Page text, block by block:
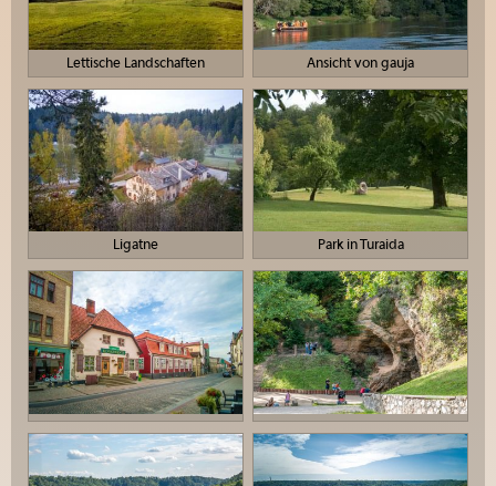
Lettische Landschaften Ansicht von gauja
Ligatne Park in Turaida